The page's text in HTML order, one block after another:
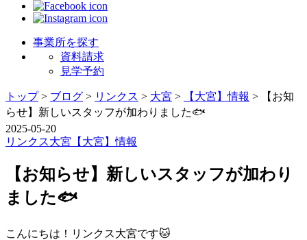
事業所を探す
資料請求
見学予約
トップ> ブログ > リンクス > 大宮 > 【大宮】情報 >
【お知
らせ】新しいスタッフが加わりました🐟️
2025-05-20
リンクス大宮 【大宮】情報
【お知らせ】新しいスタッフが加わり
ました🐟️
こんにちは！リンクス大宮です🐱